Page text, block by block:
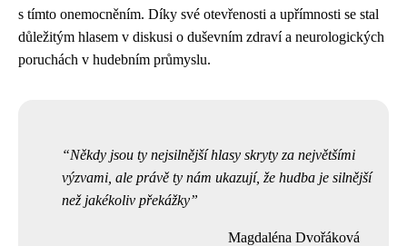
s tímto onemocněním. Díky své otevřenosti a upřímnosti se stal
důležitým hlasem v diskusi o duševním zdraví a neurologických
poruchách v hudebním průmyslu.
Někdy jsou ty nejsilnější hlasy skryty za největšími
výzvami, ale právě ty nám ukazují, že hudba je silnější
než jakékoliv překážky
Magdaléna Dvořáková